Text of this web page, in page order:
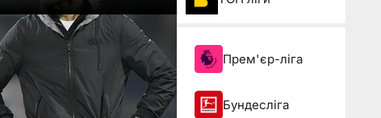
Прем'єр-ліга
Бундесліга